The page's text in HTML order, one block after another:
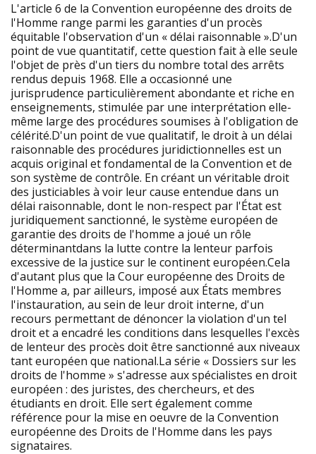
L'article 6 de la Convention européenne des droits de
l'Homme range parmi les garanties d'un procès
équitable l'observation d'un « délai raisonnable ».D'un
point de vue quantitatif, cette question fait à elle seule
l'objet de près d'un tiers du nombre total des arrêts
rendus depuis 1968. Elle a occasionné une
jurisprudence particulièrement abondante et riche en
enseignements, stimulée par une interprétation elle-
même large des procédures soumises à l'obligation de
célérité.D'un point de vue qualitatif, le droit à un délai
raisonnable des procédures juridictionnelles est un
acquis original et fondamental de la Convention et de
son système de contrôle. En créant un véritable droit
des justiciables à voir leur cause entendue dans un
délai raisonnable, dont le non-respect par l'État est
juridiquement sanctionné, le système européen de
garantie des droits de l'homme a joué un rôle
déterminantdans la lutte contre la lenteur parfois
excessive de la justice sur le continent européen.Cela
d'autant plus que la Cour européenne des Droits de
l'Homme a, par ailleurs, imposé aux États membres
l'instauration, au sein de leur droit interne, d'un
recours permettant de dénoncer la violation d'un tel
droit et a encadré les conditions dans lesquelles l'excès
de lenteur des procès doit être sanctionné aux niveaux
tant européen que national.La série « Dossiers sur les
droits de l'homme » s'adresse aux spécialistes en droit
européen : des juristes, des chercheurs, et des
étudiants en droit. Elle sert également comme
référence pour la mise en oeuvre de la Convention
européenne des Droits de l'Homme dans les pays
signataires.